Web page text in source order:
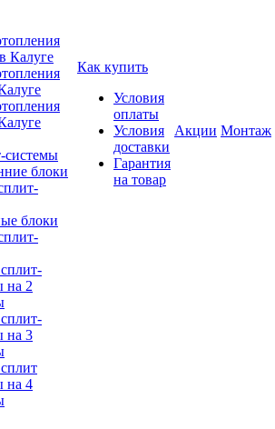
Калуге
системы
блоки
блоки
на 2
на 3
на 4
Как купить
Условия
оплаты
Условия
доставки
Гарантия
на товар
Акции Монтаж